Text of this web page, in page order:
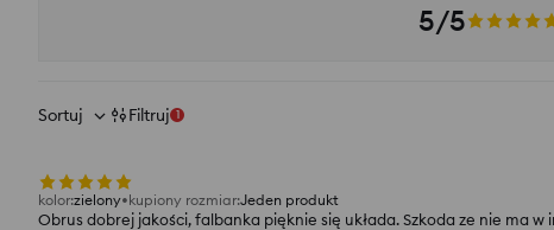
5/5
Sortuj Filtruj 1
kolor:zielony kupiony rozmiar:Jeden produkt
Obrus dobrej jakości, falbanka pięknie się układa. Szkoda ze nie ma w